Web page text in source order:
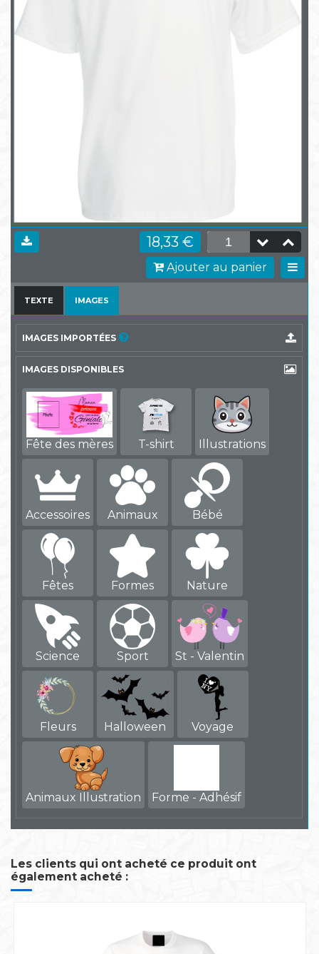
TEXTE IMAGES
IMAGES IMPORTÉES
IMAGES DISPONIBLES
Fête des mères T-shirt Illustrations
Accessoires Animaux Bébé
Fêtes Formes Nature
Science Sport St - Valentin
Fleurs Halloween Voyage
Animaux Illustration Forme - Adhésif
18,33 €
Ajouter au panier
Les clients qui ont acheté ce produit ont
également acheté :